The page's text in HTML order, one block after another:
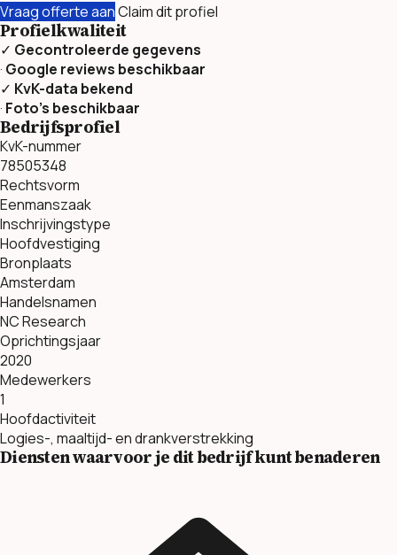
Vraag offerte aanClaim dit profiel
Profielkwaliteit
✓ Gecontroleerde gegevens
· Google reviews beschikbaar
✓ KvK-data bekend
· Foto’s beschikbaar
Bedrijfsprofiel
KvK-nummer
78505348
Rechtsvorm
Eenmanszaak
Inschrijvingstype
Hoofdvestiging
Bronplaats
Amsterdam
Handelsnamen
NC Research
Oprichtingsjaar
2020
Medewerkers
1
Hoofdactiviteit
Logies-, maaltijd- en drankverstrekking
Diensten waarvoor je dit bedrijf kunt benaderen